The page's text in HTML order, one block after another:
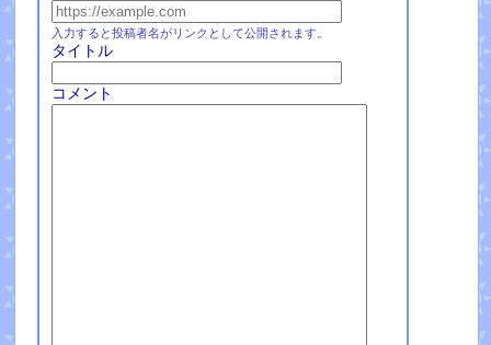
入力すると投稿者名がリンクとして公開されます。
タイトル
コメント